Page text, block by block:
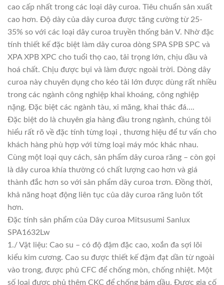
cao cấp nhất trong các loại dây curoa. Tiêu chuẩn sản xuất
cao hơn. Độ dày của dây curoa được tăng cường từ 25-
35% so với các loại dây curoa truyền thống bản V. Nhờ đặc
tính thiết kế đặc biệt làm dây curoa dòng SPA SPB SPC và
XPA XPB XPC cho tuổi thọ cao, tải trọng lớn, chịu dầu và
hoá chất. Chịu được bụi và làm được ngoài trời. Dòng dây
curoa này chuyên dụng cho kéo tải lớn được dùng rất nhiều
trong các ngành công nghiệp khai khoáng, công nghiệp
nặng. Đặc biệt các ngành tàu, xi măng, khai thác đá….
Đặc biệt do là chuyên gia hàng đầu trong ngành, chúng tôi
hiểu rất rõ về đặc tính từng loại , thương hiệu để tư vấn cho
khách hàng phù hợp với từng loại máy móc khác nhau.
Cùng một loại quy cách, sản phẩm dây curoa răng – còn gọi
là dây curoa khía thường có chất lượng cao hơn và giá
thành đắc hơn so với sản phẩm dây curoa trơn. Đồng thời,
khả năng hoạt động liên tục của dây curoa răng luôn tốt
hơn.
Đặc tính sản phẩm của Dây curoa Mitsusumi Sanlux
SPA1632Lw
1./ Vật liệu: Cao su – có độ đậm đặc cao, xoắn đa sợi lõi
kiểu kim cương. Cao su được thiết kế đậm đạt dần từ ngoài
vào trong, được phủ CFC để chống mòn, chống nhiệt. Một
số loại được phủ thêm CKC để chống bám dầu. Được gia cố